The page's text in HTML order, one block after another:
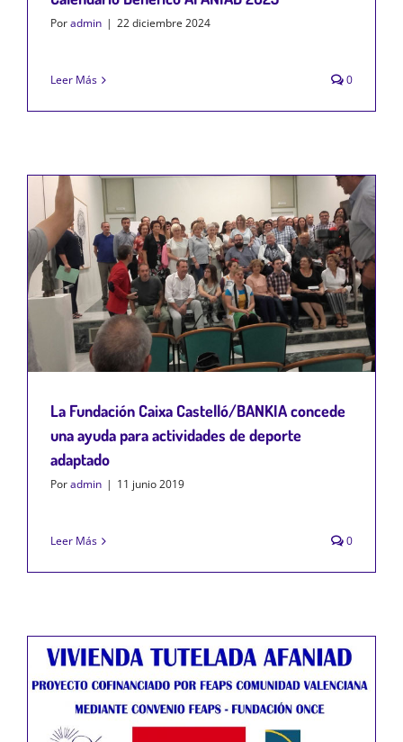
Poradmin | 22 diciembre 2024
Leer Más 0
La Fundación Caixa Castelló/BANKIA concede
una ayuda para actividades de deporte
adaptado
Poradmin | 11 junio 2019
Leer Más 0